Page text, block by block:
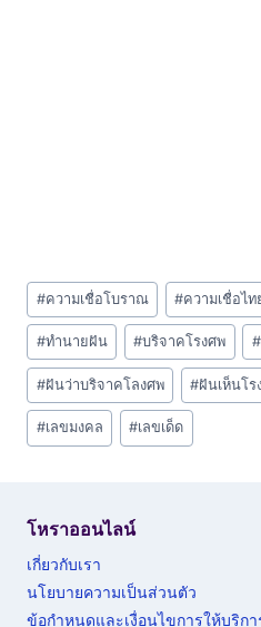
Post
Tags:
#ความเชื่อโบราณ #ความเชื่อไท
#ทำนายฝัน #บริจาคโรงศพ #
#ฝันว่าบริจาคโลงศพ #ฝันเห็นโร
#เลขมงคล #เลขเด็ด
โหราออนไลน์
เกี่ยวกับเรา
นโยบายความเป็นส่วนตัว
ข้อกำหนดและเงื่อนไขการให้บริกา